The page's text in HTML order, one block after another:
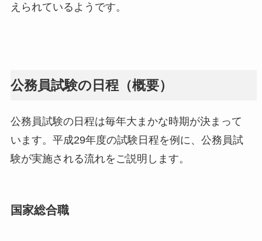
えられているようです。
公務員試験の日程（概要）
公務員試験の日程は毎年大まかな時期が決まって
います。平成29年度の試験日程を例に、公務員試
験が実施される流れをご説明します。
国家総合職